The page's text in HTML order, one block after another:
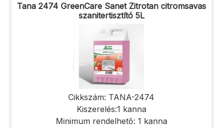
Tana 2474 GreenCare Sanet Zitrotan citromsavas
szanitertisztító 5L
Cikkszám: TANA-2474
Kiszerelés:1 kanna
Minimum rendelhető: 1 kanna